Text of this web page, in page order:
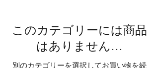
このカテゴリーには商品
はありません…
別のカテゴリーを選択してお買い物を続